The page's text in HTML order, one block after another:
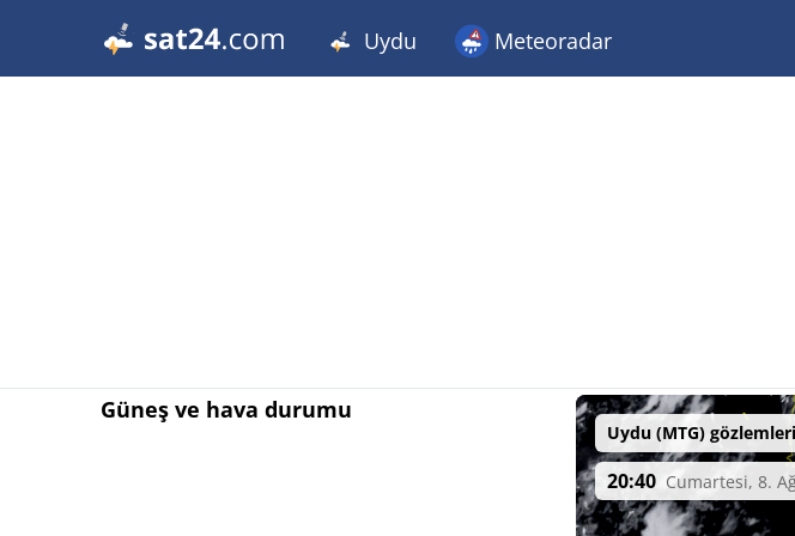
Uydu Meteoradar
Güneş ve hava durumu
Uydu (MTG)
20:40 Cumartesi, 8.